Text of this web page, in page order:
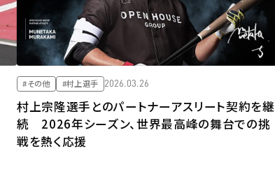
#その他 #村上選手 2026.03.26
村上宗隆選手とのパートナーアスリート契約を継
続 2026年シーズン、世界最高峰の舞台での挑
戦を熱く応援